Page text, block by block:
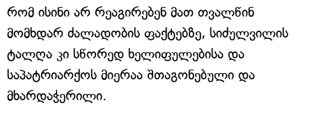
რომ ისინი არ რეაგირებენ მათ თვალწინ
მომხდარ ძალადობის ფაქტებზე, სიძულვილის
ტალღა კი სწორედ ხელიფულებისა და
საპატრიარქოს მიერაა შთაგონებული და
მხარდაჭერილი.